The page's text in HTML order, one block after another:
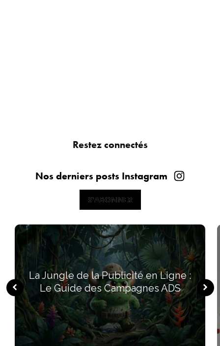
Restez connectés
Nos derniers posts Instagram
S'ABONNER
S'ABONNER
La Jungle de la Publicité en Ligne :
Le Guide des Campagnes ADS